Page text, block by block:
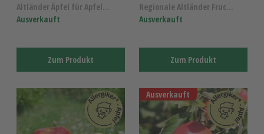
Altländer Äpfel für Apfelallergiker, Probierpaket ...
Ausverkauft
Zum Produkt
Regionale Altländer Fruchtaufstrich- Vegan, Gluten...
Ausverkauft
Zum Produkt
Ausverkauft